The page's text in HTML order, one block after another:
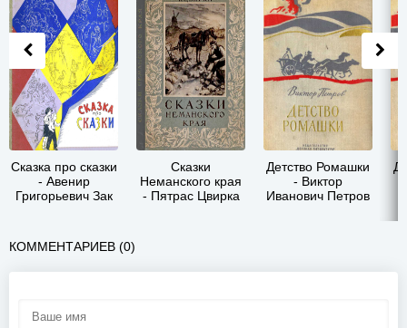
Сказка про сказки
- Авенир
Григорьевич Зак
Сказки
Неманского края
- Пятрас Цвирка
Детство Ромашки
- Виктор
Иванович Петров
КОММЕНТАРИЕВ (0)